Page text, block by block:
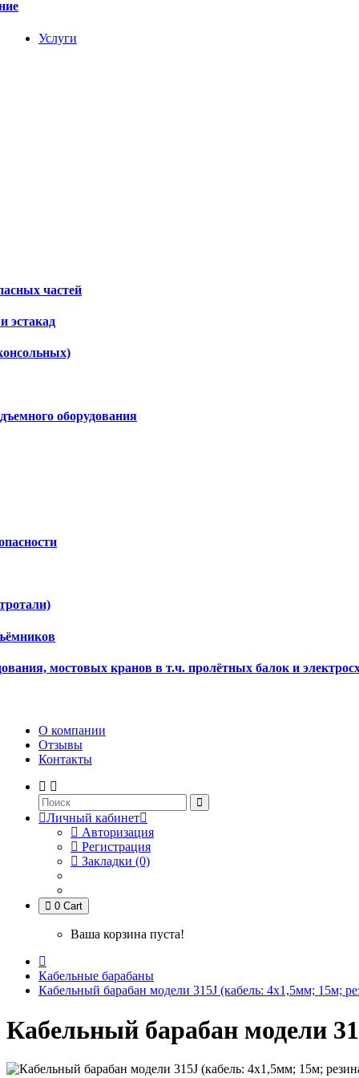
Услуги
частей
эстакад
оборудования
мостовых кранов в т.ч. пролётных балок и
О компании
Отзывы
Контакты
Личный кабинет
Авторизация
Регистрация
Закладки (0)
0 Cart
Ваша корзина пуста!
Кабельные барабаны
Кабельный барабан модели 315J (кабель: 4х1,5мм; 15м;
Кабельный барабан модели